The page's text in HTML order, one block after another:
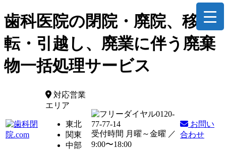
歯科医院の閉院・廃院、移
転・引越し、廃業に伴う廃棄
物一括処理サービス
対応営業
エリア
東北
関東
中部
0120-
77-77-14
受付時間 月曜～金曜 ／
9:00〜18:00
お問い
合わせ